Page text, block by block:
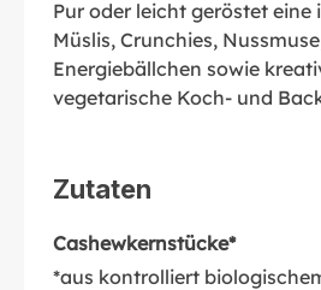
Pur oder leicht geröstet
Müslis, Crunchies,
Energiebällchen sowie
vegetarische Koch- und
Zutaten
Cashewkernstücke*
*aus kontrolliert